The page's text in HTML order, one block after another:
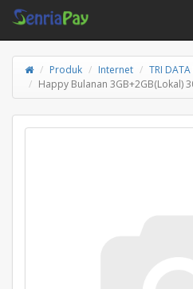
Produk Internet
TRI
Happy Bulanan 3GB+2GB(Lokal)